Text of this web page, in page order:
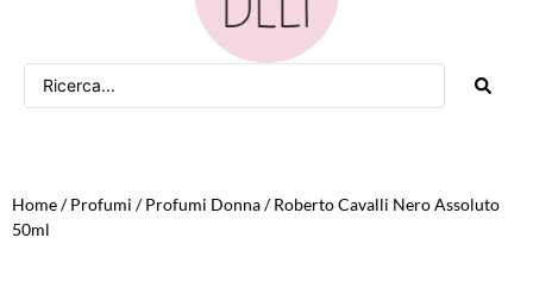
Home/Profumi /Profumi Donna/ Roberto Cavalli Nero Assoluto
50ml